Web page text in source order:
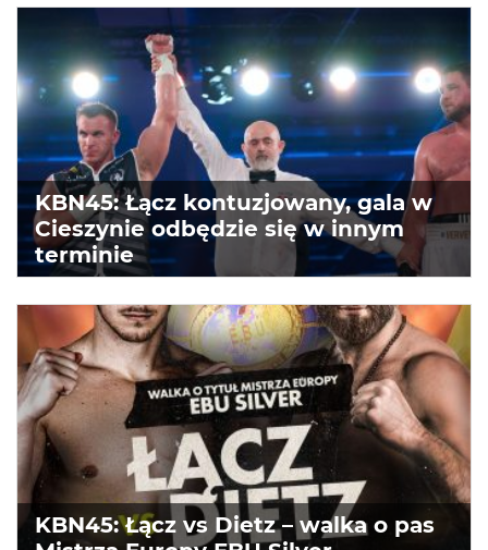
KBN45: Łącz kontuzjowany, gala w
Cieszynie odbędzie się w innym
terminie
KBN45: Łącz vs Dietz – walka o pas